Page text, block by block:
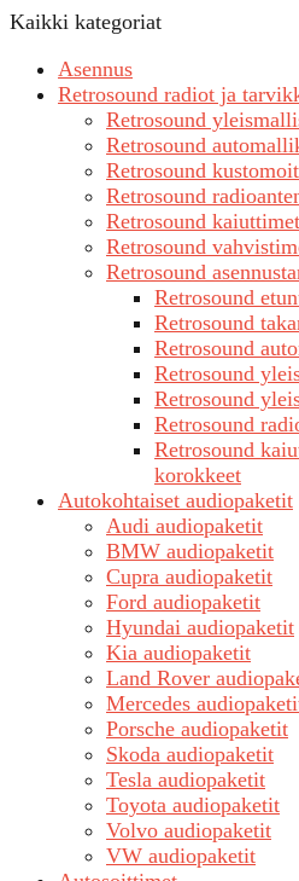
Kaikki kategoriat
Asennus
Retrosound radiot ja
Retrosound
Retrosound
Retrosound
Retrosound
Retrosound kaiuttimet
Retrosound
Retrosound
Retrosound
Retrosound
Retrosound
Retrosound
Retrosound
Retrosound
Retrosound
korokkeet
Autokohtaiset audiopaketit
Audi audiopaketit
BMW audiopaketit
Cupra audiopaketit
Ford audiopaketit
Hyundai audiopaketit
Kia audiopaketit
Land Rover
Mercedes
Porsche audiopaketit
Skoda audiopaketit
Tesla audiopaketit
Toyota audiopaketit
Volvo audiopaketit
VW audiopaketit